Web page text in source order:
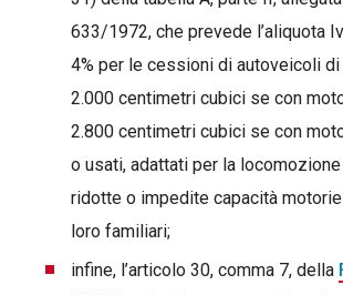
633/1972, che prevede l’aliquota
4% per le cessioni di autoveicoli
2.000 centimetri cubici se con
2.800 centimetri cubici se con
o usati, adattati per la
ridotte o impedite capacità
loro familiari;
infine, l’articolo 30, comma 7, della